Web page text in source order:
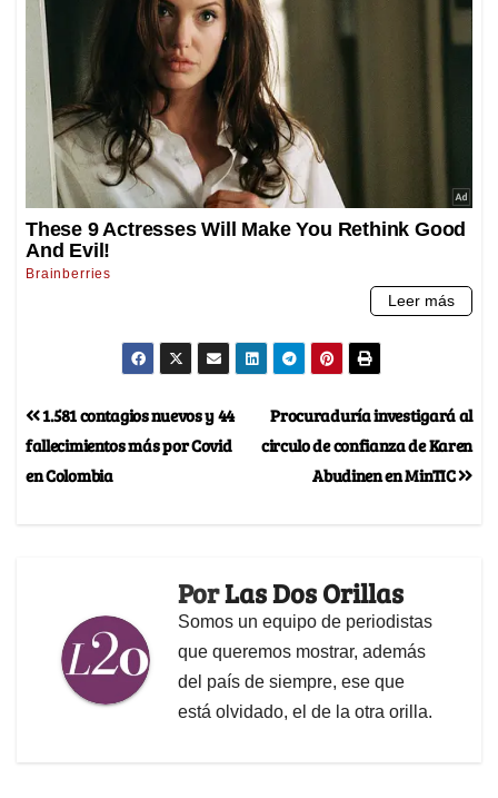
Procuraduría investigará al
circulo de confianza de Karen
Abudinen en MinTIC
1.581 contagios nuevos y 44
fallecimientos más por Covid
en Colombia
PorLas Dos Orillas
Somos un equipo de periodistas
que queremos mostrar, además
del país de siempre, ese que
está olvidado, el de la otra orilla.